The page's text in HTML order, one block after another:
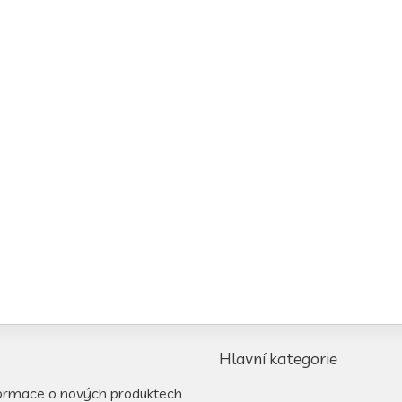
o nových produktech
Hlavní kategorie